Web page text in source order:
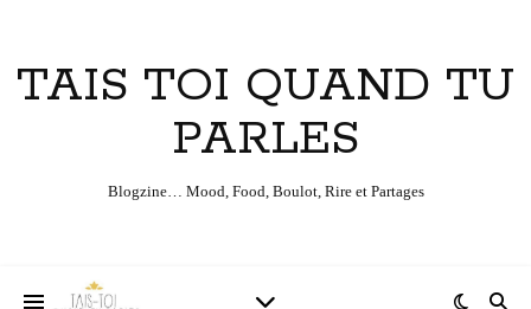
TAIS TOI QUAND TU
PARLES
Blogzine… Mood, Food, Boulot, Rire et Partages